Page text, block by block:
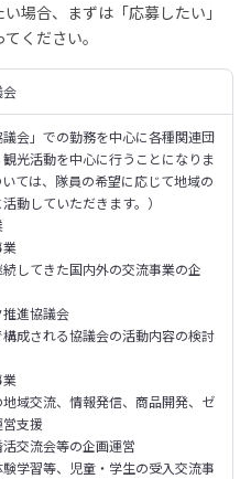
場合、まずは「応募したい」
ください。
会
議会」での勤務を中心に各種関連団
光活動を中心に行うことになりま
ては、隊員の希望に応じて地域の
動していただきます。）
業
してきた国内外の交流事業の企
推進協議会
成される協議会の活動内容の検討
業
域交流、情報発信、商品開発、ゼ
支援
交流会等の企画運営
験学習等、児童・学生の受入交流事